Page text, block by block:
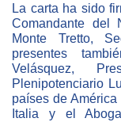
Fotos
Vídeos
Audios
La carta ha sido
Comandante del
Monte Tretto,
presentes
Velásquez,
Plenipotenciario
países de
Italia y el